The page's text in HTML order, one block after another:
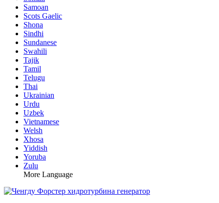
Samoan
Scots Gaelic
Shona
Sindhi
Sundanese
Swahili
Tajik
Tamil
Telugu
Thai
Ukrainian
Urdu
Uzbek
Vietnamese
Welsh
Xhosa
Yiddish
Yoruba
Zulu
More Language